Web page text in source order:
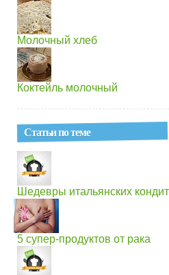
Молочный хлеб
Коктейль молочный
Статьи по теме
Шедевры итальянских
5 супер-продуктов от рака